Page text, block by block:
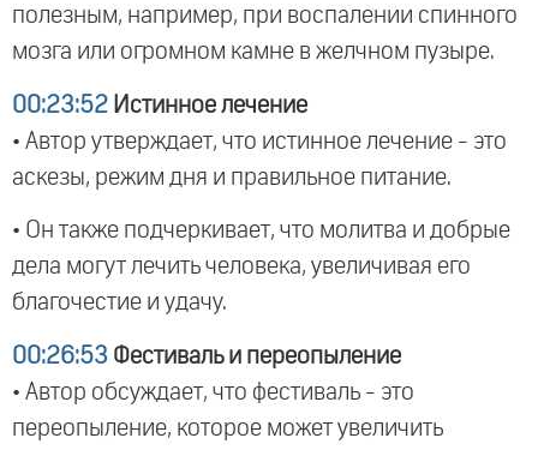
полезным, например, при воспалении спинного
мозга или огромном камне в желчном пузыре.
00:23:52 Истинное лечение
• Автор утверждает, что истинное лечение - это
аскезы, режим дня и правильное питание.
• Он также подчеркивает, что молитва и добрые
дела могут лечить человека, увеличивая его
благочестие и удачу.
00:26:53 Фестиваль и переопыление
• Автор обсуждает, что фестиваль - это
переопыление, которое может увеличить